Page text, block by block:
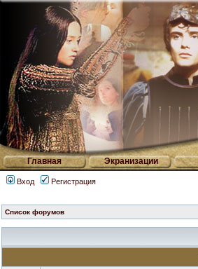
Главная Экранизации
Вход Регистрация
Список форумов